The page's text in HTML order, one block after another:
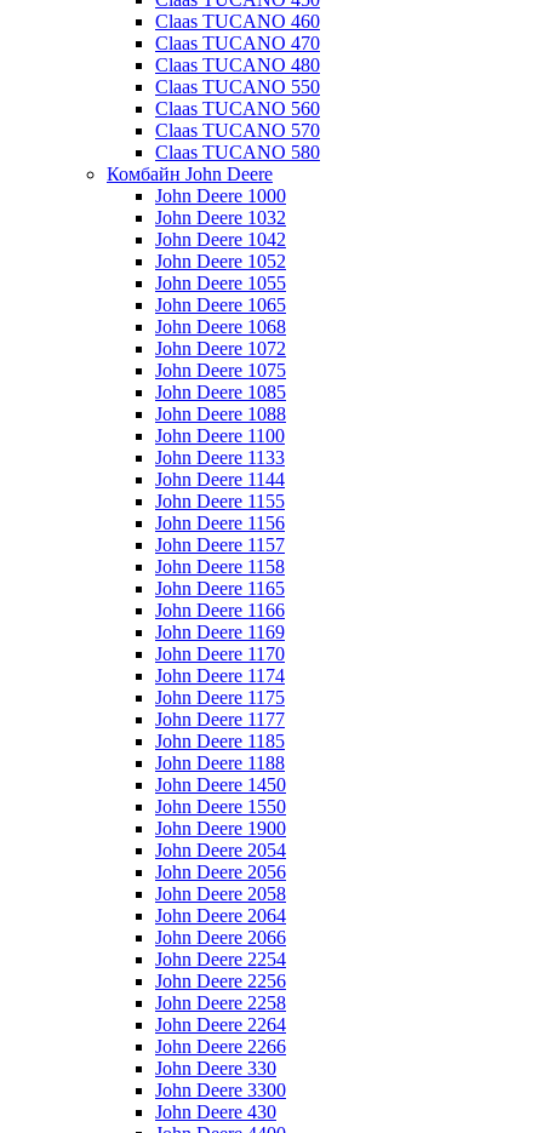
Claas TUCANO 460
Claas TUCANO 470
Claas TUCANO 480
Claas TUCANO 550
Claas TUCANO 560
Claas TUCANO 570
Claas TUCANO 580
Комбайн John Deere
John Deere 1000
John Deere 1032
John Deere 1042
John Deere 1052
John Deere 1055
John Deere 1065
John Deere 1068
John Deere 1072
John Deere 1075
John Deere 1085
John Deere 1088
John Deere 1100
John Deere 1133
John Deere 1144
John Deere 1155
John Deere 1156
John Deere 1157
John Deere 1158
John Deere 1165
John Deere 1166
John Deere 1169
John Deere 1170
John Deere 1174
John Deere 1175
John Deere 1177
John Deere 1185
John Deere 1188
John Deere 1450
John Deere 1550
John Deere 1900
John Deere 2054
John Deere 2056
John Deere 2058
John Deere 2064
John Deere 2066
John Deere 2254
John Deere 2256
John Deere 2258
John Deere 2264
John Deere 2266
John Deere 330
John Deere 3300
John Deere 430